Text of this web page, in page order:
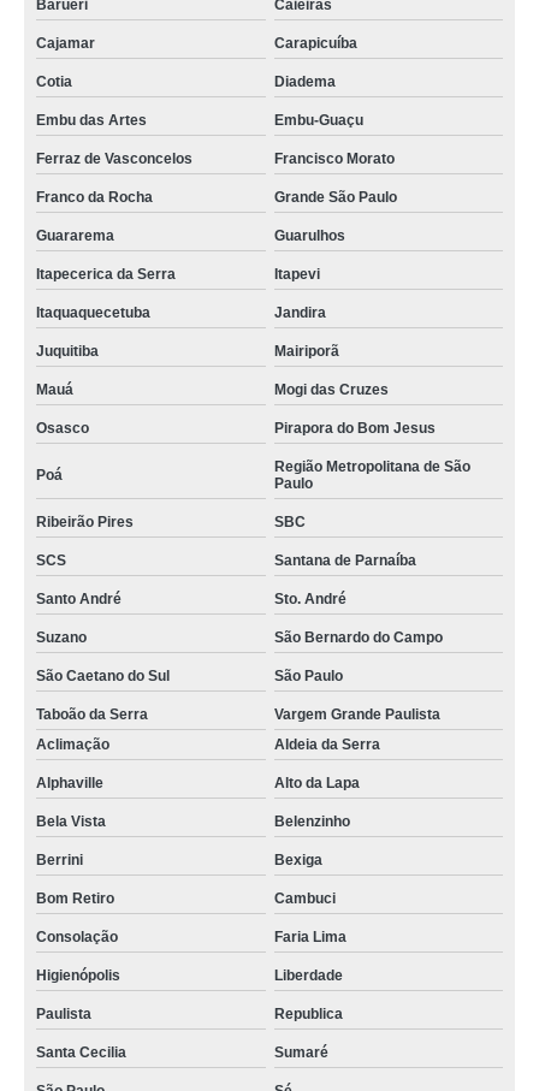
Barueri Caieiras
Cajamar Carapicuíba
Cotia Diadema
Embu das Artes Embu-Guaçu
Ferraz de Vasconcelos Francisco Morato
Franco da Rocha Grande São Paulo
Guararema Guarulhos
Itapecerica da Serra Itapevi
Itaquaquecetuba Jandira
Juquitiba Mairiporã
Mauá Mogi das Cruzes
Osasco Pirapora do Bom Jesus
Poá
Região Metropolitana de São
Paulo
Ribeirão Pires SBC
SCS Santana de Parnaíba
Santo André Sto. André
Suzano São Bernardo do Campo
São Caetano do Sul São Paulo
Taboão da Serra
Vargem Grande Paulista
Aclimação
Aldeia da Serra
Alphaville Alto da Lapa
Bela Vista Belenzinho
Berrini Bexiga
Bom Retiro Cambuci
Consolação Faria Lima
Higienópolis Liberdade
Paulista Republica
Santa Cecilia Sumaré